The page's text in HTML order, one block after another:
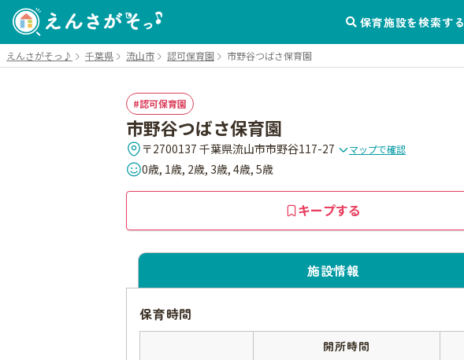
保育施設を検索する
えんさがそっ♪ 千葉県 流山市 認可保育園 市野谷つばさ保育園
認可保育園
市野谷つばさ保育園
〒2700137 千葉県流山市市野谷117-27 マップで確認
0歳, 1歳, 2歳, 3歳, 4歳, 5歳
キープする
施設情報
保育時間
開所時間